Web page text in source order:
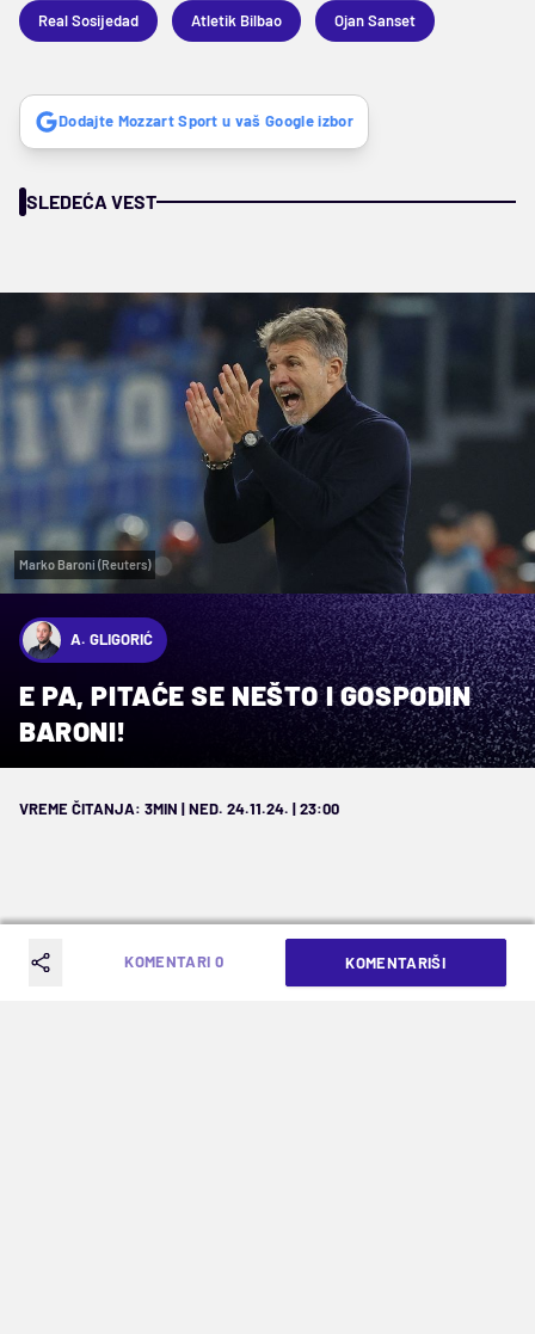
Real Sosijedad Atletik Bilbao Ojan Sanset
Dodajte Mozzart Sport u vaš Google izbor
SLEDEĆA VEST
Marko Baroni (Reuters)
A. GLIGORIĆ
E PA, PITAĆE SE NEŠTO I GOSPODIN
BARONI!
VREME ČITANJA: 3MIN | NED. 24.11.24. | 23:00
KOMENTARI 0 KOMENTARIŠI